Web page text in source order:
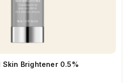
Skin Brightener 0.5%